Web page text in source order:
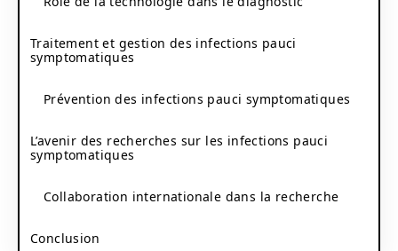
Traitement et gestion des infections pauci
symptomatiques
Prévention des infections pauci symptomatiques
L’avenir des recherches sur les infections pauci
symptomatiques
Collaboration internationale dans la recherche
Conclusion